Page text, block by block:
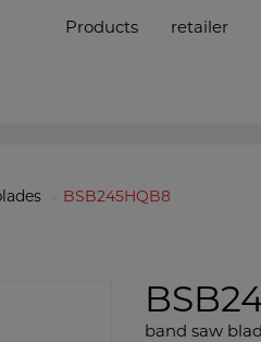
Products retailer
BSB245HQB8
band saw